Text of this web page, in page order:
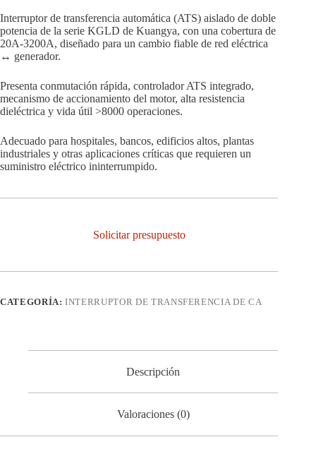
Interruptor de transferencia automática (ATS) aislado de doble
potencia de la serie KGLD de Kuangya, con una cobertura de
20A-3200A, diseñado para un cambio fiable de red eléctrica
↔ generador.
Presenta conmutación rápida, controlador ATS integrado,
mecanismo de accionamiento del motor, alta resistencia
dieléctrica y vida útil >8000 operaciones.
Adecuado para hospitales, bancos, edificios altos, plantas
industriales y otras aplicaciones críticas que requieren un
suministro eléctrico ininterrumpido.
Solicitar presupuesto
CATEGORÍA:INTERRUPTOR DE TRANSFERENCIA DE CA
Descripción
Valoraciones (0)